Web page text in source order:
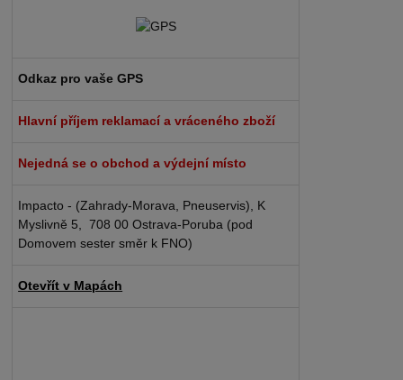
Odkaz pro vaše GPS
Hlavní příjem reklamací a vráceného zboží
Nejedná se o obchod a výdejní místo
Impacto - (Zahrady-Morava, Pneuservis), K
Myslivně 5, 708 00 Ostrava-Poruba (pod
Domovem sester směr k FNO)
Otevřít v Mapách